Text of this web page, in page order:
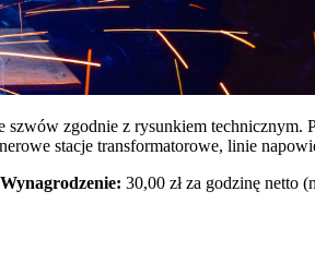
zgodnie z rysunkiem
stacje transformatorowe, linie
Wynagrodzenie: 30,00 zł za godzinę netto